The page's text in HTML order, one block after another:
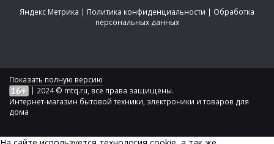
Яндекс Метрика | Политика конфиденциальности | Обработка
персональных данных
Показать полную версию
| 2024 © mtq.ru, все права защищены.
Интернет-магазин бытовой техники, электроники и товаров для
дома